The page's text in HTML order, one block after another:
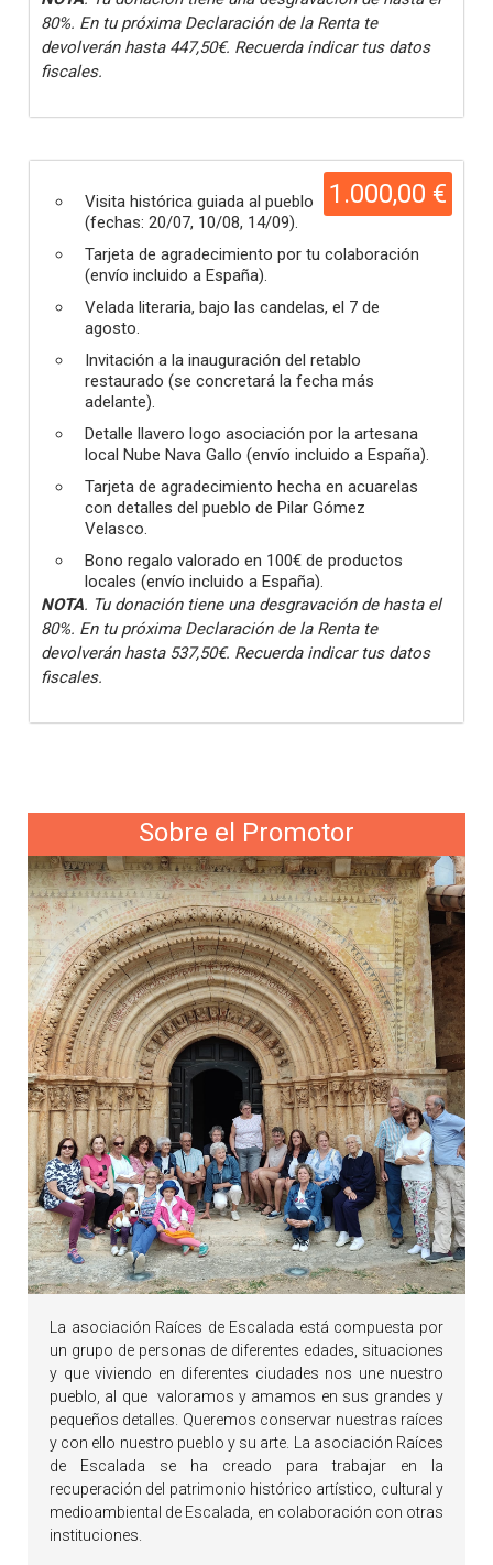
80%. En tu próxima Declaración de la Renta te
devolverán hasta 447,50€. Recuerda indicar tus datos
fiscales.
1.000,00 €
Visita histórica guiada al pueblo
(fechas: 20/07, 10/08, 14/09).
Tarjeta de agradecimiento por tu colaboración
(envío incluido a España).
Velada literaria, bajo las candelas, el 7 de
agosto.
Invitación a la inauguración del retablo
restaurado (se concretará la fecha más
adelante).
Detalle llavero logo asociación por la artesana
local Nube Nava Gallo (envío incluido a España).
Tarjeta de agradecimiento hecha en acuarelas
con detalles del pueblo de Pilar Gómez
Velasco.
Bono regalo valorado en 100€ de productos
locales (envío incluido a España).
NOTA. Tu donación tiene una desgravación de hasta el
80%. En tu próxima Declaración de la Renta te
devolverán hasta 537,50€. Recuerda indicar tus datos
fiscales.
Sobre el Promotor
La asociación Raíces de Escalada está compuesta por
un grupo de personas de diferentes edades, situaciones
y que viviendo en diferentes ciudades nos une nuestro
pueblo, al que valoramos y amamos en sus grandes y
pequeños detalles. Queremos conservar nuestras raíces
y con ello nuestro pueblo y su arte. La asociación Raíces
de Escalada se ha creado para trabajar en la
recuperación del patrimonio histórico artístico, cultural y
medioambiental de Escalada, en colaboración con otras
instituciones.